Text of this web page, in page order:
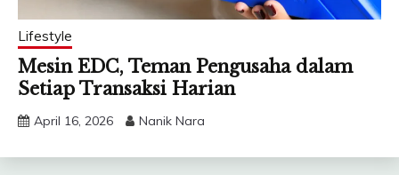
Lifestyle
Mesin EDC, Teman Pengusaha dalam
Setiap Transaksi Harian
April 16, 2026 Nanik Nara